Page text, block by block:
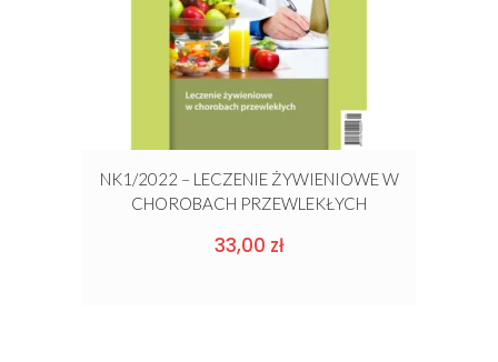
NK1/2022 – LECZENIE ŻYWIENIOWE W
CHOROBACH PRZEWLEKŁYCH
33,00 zł